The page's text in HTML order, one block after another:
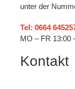
unter der
Tel: 0664
MO – FR 13:00
Kontakt